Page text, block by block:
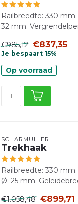
Railbreedte: 330
32 mm.
€985,12 €837,35
Je bespaart 15%
Op voorraad
SCHARMÜLLER
Trekhaak
Railbreedte: 330
Ø: 25 mm.
€1.058,48 €899,71